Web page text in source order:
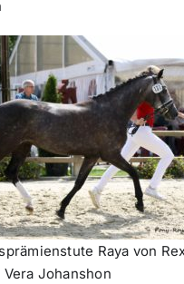
Raya von
Vera Johanshon